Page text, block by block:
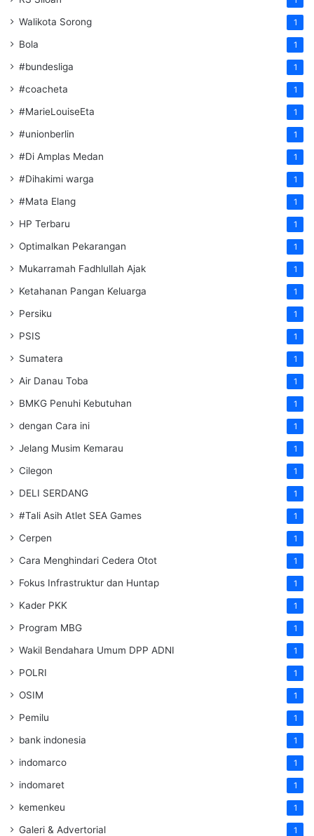
Walikota Sorong 1
Bola 1
#bundesliga 1
#coacheta 1
#MarieLouiseEta 1
#unionberlin 1
#Di Amplas Medan 1
#Dihakimi warga 1
#Mata Elang 1
HP Terbaru 1
Optimalkan Pekarangan 1
Mukarramah Fadhlullah Ajak 1
Ketahanan Pangan Keluarga 1
Persiku 1
PSIS 1
Sumatera 1
Air Danau Toba 1
BMKG Penuhi Kebutuhan 1
dengan Cara ini 1
Jelang Musim Kemarau 1
Cilegon 1
DELI SERDANG 1
#Tali Asih Atlet SEA Games 1
Cerpen 1
Cara Menghindari Cedera Otot 1
Fokus Infrastruktur dan Huntap 1
Kader PKK 1
Program MBG 1
Wakil Bendahara Umum DPP ADNI 1
POLRI 1
OSIM 1
Pemilu 1
bank indonesia 1
indomarco 1
indomaret 1
kemenkeu 1
Galeri & Advertorial 1